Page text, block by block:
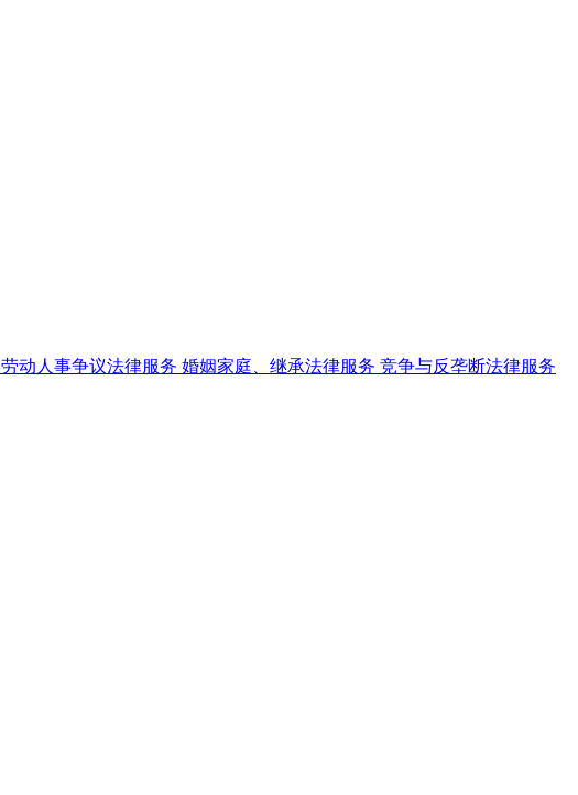
劳动人事争议法律服务 婚姻家庭、继承法律服务 竞争与反垄断法律服务